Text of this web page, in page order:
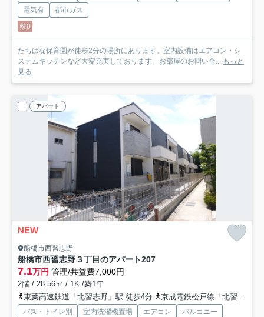
電気有
都市ガス
敷0
たちばな保育園が徒歩2分の場所にあります。室内設備はエアコン・シ
ステムキッチンなど大変充実しております。お部屋のお問い合... もっと
見る
アパート
NEW
船橋市西習志野
船橋市西習志野３丁目のアパート207
7.1万円 管理/共益費7,000円
2階 / 28.56㎡ / 1K /築1年
東葉高速鉄道「北習志野」駅 徒歩4分
京成電鉄松戸線「北習志野」駅 徒歩4分
バス・トイレ別 室内洗濯機置場 エアコン
バルコニー